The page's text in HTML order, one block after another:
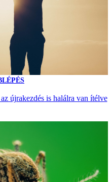
újrakezdés is halálra van ítélve